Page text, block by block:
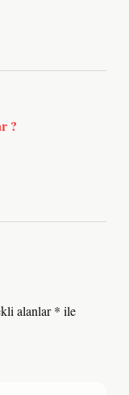
?
alanlar* ile